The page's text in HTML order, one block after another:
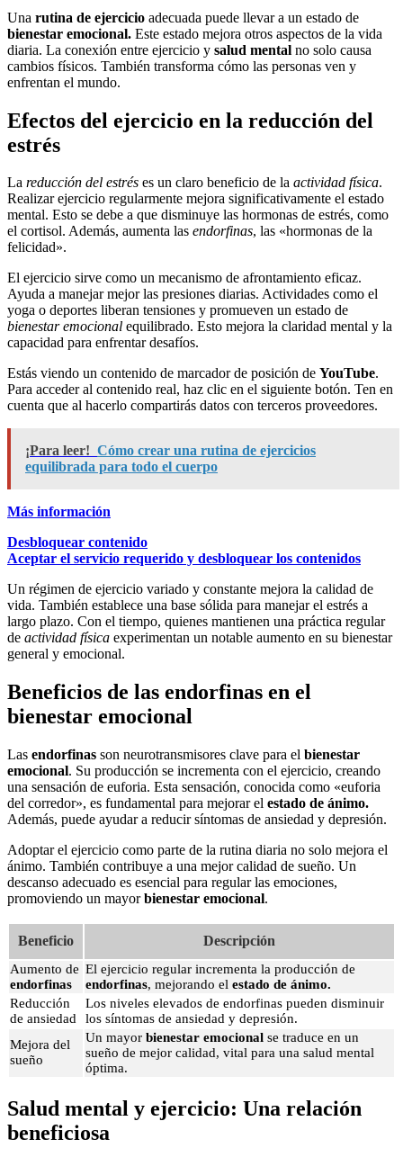
Una rutina de ejercicio adecuada puede llevar a un estado de
bienestar emocional. Este estado mejora otros aspectos de la vida
diaria. La conexión entre ejercicio y salud mental no solo causa
cambios físicos. También transforma cómo las personas ven y
enfrentan el mundo.
Efectos del ejercicio en la reducción del
estrés
La reducción del estrés es un claro beneficio de la actividad física.
Realizar ejercicio regularmente mejora significativamente el estado
mental. Esto se debe a que disminuye las hormonas de estrés, como
el cortisol. Además, aumenta las endorfinas, las «hormonas de la
felicidad».
El ejercicio sirve como un mecanismo de afrontamiento eficaz.
Ayuda a manejar mejor las presiones diarias. Actividades como el
yoga o deportes liberan tensiones y promueven un estado de
bienestar emocional equilibrado. Esto mejora la claridad mental y la
capacidad para enfrentar desafíos.
Estás viendo un contenido de marcador de posición de YouTube.
Para acceder al contenido real, haz clic en el siguiente botón. Ten en
cuenta que al hacerlo compartirás datos con terceros proveedores.
¡Para leer! Cómo crear una rutina de ejercicios
equilibrada para todo el cuerpo
Más información
Desbloquear contenido
Aceptar el servicio requerido y desbloquear los contenidos
Un régimen de ejercicio variado y constante mejora la calidad de
vida. También establece una base sólida para manejar el estrés a
largo plazo. Con el tiempo, quienes mantienen una práctica regular
de actividad física experimentan un notable aumento en su bienestar
general y emocional.
Beneficios de las endorfinas en el
bienestar emocional
Las endorfinas son neurotransmisores clave para el bienestar
emocional. Su producción se incrementa con el ejercicio, creando
una sensación de euforia. Esta sensación, conocida como «euforia
del corredor», es fundamental para mejorar el estado de ánimo.
Además, puede ayudar a reducir síntomas de ansiedad y depresión.
Adoptar el ejercicio como parte de la rutina diaria no solo mejora el
ánimo. También contribuye a una mejor calidad de sueño. Un
descanso adecuado es esencial para regular las emociones,
promoviendo un mayorbienestar emocional.
Beneficio Descripción
Aumento de
endorfinas
El ejercicio regular incrementa la producción de
endorfinas, mejorando el estado de ánimo.
Reducción
de ansiedad
Los niveles elevados de endorfinas pueden disminuir
los síntomas de ansiedad y depresión.
Mejora del
sueño
Un mayor bienestar emocional se traduce en un
sueño de mejor calidad, vital para una salud mental
óptima.
Salud mental y ejercicio: Una relación
beneficiosa